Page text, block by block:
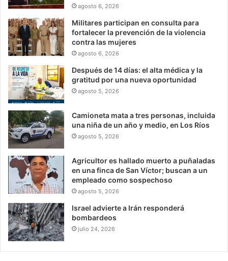
agosto 6, 2026
Militares participan en consulta para
fortalecer la prevención de la violencia
contra las mujeres
agosto 6, 2026
Después de 14 días: el alta médica y la
gratitud por una nueva oportunidad
agosto 5, 2026
Camioneta mata a tres personas, incluida
una niña de un año y medio, en Los Ríos
agosto 5, 2026
Agricultor es hallado muerto a puñaladas
en una finca de San Víctor; buscan a un
empleado como sospechoso
agosto 5, 2026
Israel advierte a Irán responderá
bombardeos
julio 24, 2026